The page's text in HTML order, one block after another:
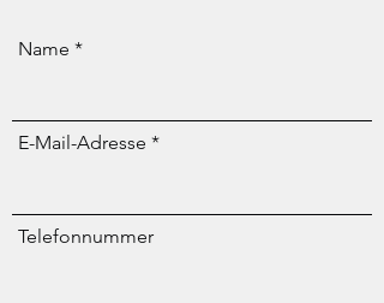
Name
E-Mail-Adresse
Telefonnummer